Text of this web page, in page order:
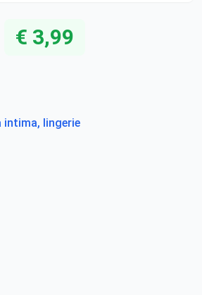
€ 3,99
intima, lingerie